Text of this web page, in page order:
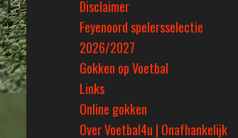
Disclaimer
Feyenoord spelersselectie
2026/2027
Gokken op Voetbal
Links
Online gokken
Over Voetbal4u | Onafhankelijk